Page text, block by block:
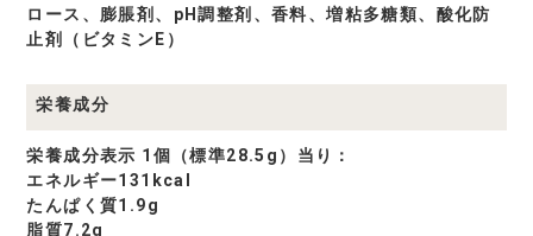
ロース、膨脹剤、pH調整剤、香料、増粘多糖類、酸化防
止剤（ビタミンE）
栄養成分
栄養成分表示 1個（標準28.5g）当り：
エネルギー131kcal
たんぱく質1.9g
脂質7.2g